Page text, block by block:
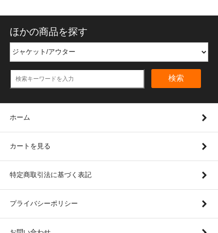
ほかの商品を探す
検索
ホーム
カートを見る
特定商取引法に基づく表記
プライバシーポリシー